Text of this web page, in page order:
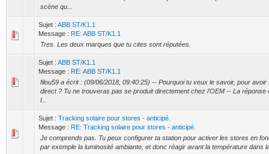
scène qu...
Sujet : ABB ST/K1.1
Message : RE: ABB ST/K1.1
Tres. Les deux marques que tu cites sont réputées.
Sujet : ABB ST/K1.1
Message : RE: ABB ST/K1.1
filou59 a écrit : (09/06/2018, 09:40:25) -- Pourquoi tu veux le savoir, pour avoir
direct ? Tu ne trouveras pas se produit directement chez l'OEM -- La réponse
l...
Sujet : Tracking solaire pour stores - anticipé.
Message : RE: Tracking solaire pour stores - anticipé.
Je comprends pas. Tu peux configurer ta station pour activer les stores en
par exemple la luminosité ambiante, et donc réagir avant la température dans